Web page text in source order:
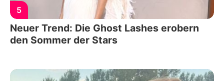
5
Neuer Trend: Die Ghost Lashes erobern
den Sommer der Stars